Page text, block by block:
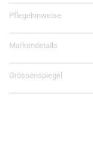
Pflegehinweise
Markendetails
Grössenspiegel